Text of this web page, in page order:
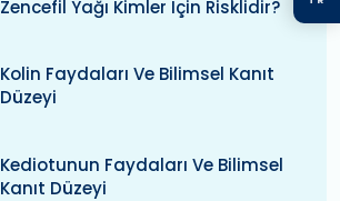
Zencefil Yağı Kimler Için Risklidir?
Kolin Faydaları Ve Bilimsel Kanıt
Düzeyi
Kediotunun Faydaları Ve Bilimsel
Kanıt Düzeyi